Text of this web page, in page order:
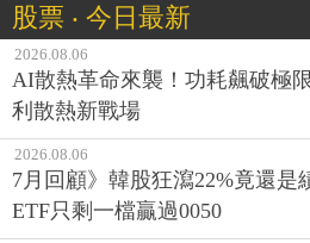
股票 ‧ 今日最新
2026.08.06
AI散熱革命來襲！功耗飆破極
利散熱新戰場
2026.08.06
7月回顧》韓股狂瀉22%竟還是
ETF只剩一檔贏過0050